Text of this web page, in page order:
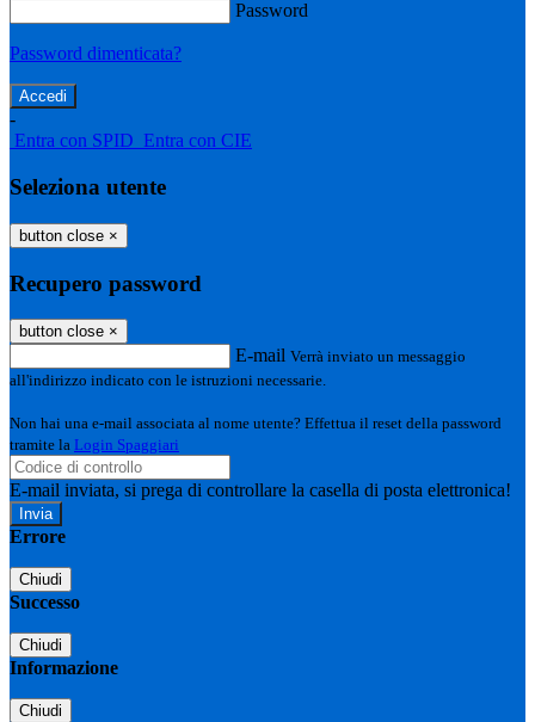
Password
Password dimenticata?
-
Entra con SPID Entra con CIE
Seleziona utente
button close ×
Recupero password
button close ×
E-mail Verrà inviato un messaggio
all'indirizzo indicato con le istruzioni necessarie.
Non hai una e-mail associata al nome utente? Effettua il reset della password
tramite la Login Spaggiari
E-mail inviata, si prega di controllare la casella di posta elettronica!
Errore
Chiudi
Successo
Chiudi
Informazione
Chiudi